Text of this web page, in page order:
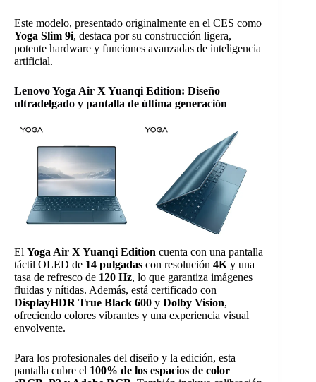
Este modelo, presentado originalmente en el CES como
Yoga Slim 9i, destaca por su construcción ligera,
potente hardware y funciones avanzadas de inteligencia
artificial.
Lenovo Yoga Air X Yuanqi Edition: Diseño
ultradelgado y pantalla de última generación
El Yoga Air X Yuanqi Edition cuenta con una pantalla
táctil OLED de 14 pulgadas con resolución 4K y una
tasa de refresco de 120 Hz, lo que garantiza imágenes
fluidas y nítidas. Además, está certificado con
DisplayHDR True Black 600 y Dolby Vision,
ofreciendo colores vibrantes y una experiencia visual
envolvente.
Para los profesionales del diseño y la edición, esta
pantalla cubre el 100% de los espacios de color